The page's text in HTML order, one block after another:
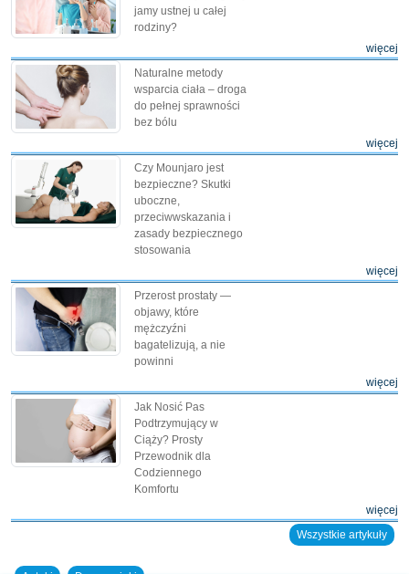
jamy ustnej u całej
rodziny?
więcej
Naturalne metody
wsparcia ciała – droga
do pełnej sprawności
bez bólu
więcej
Czy Mounjaro jest
bezpieczne? Skutki
uboczne,
przeciwwskazania i
zasady bezpiecznego
stosowania
więcej
Przerost prostaty —
objawy, które
mężczyźni
bagatelizują, a nie
powinni
więcej
Jak Nosić Pas
Podtrzymujący w
Ciąży? Prosty
Przewodnik dla
Codziennego
Komfortu
więcej
Wszystkie artykuły